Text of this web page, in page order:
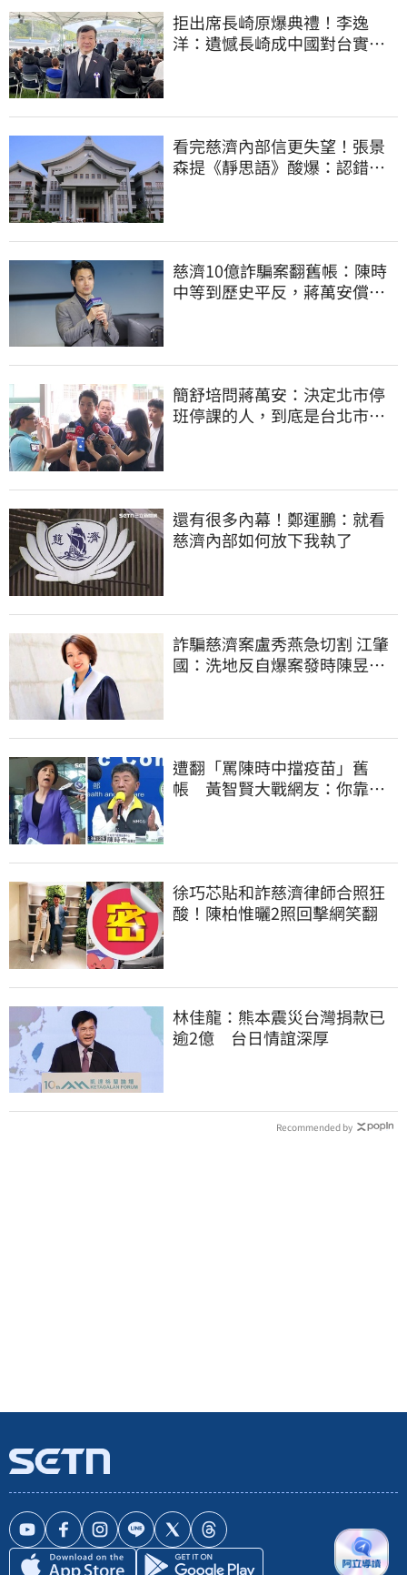
拒出席長崎原爆典禮！李逸
洋：遺憾長崎成中國對台實施
看完慈濟內部信更失望！張景
森提《靜思語》酸爆：認錯有
慈濟10億詐騙案翻舊帳：陳時
中等到歷史平反，蔣萬安償還
簡舒培問蔣萬安：決定北市停
班停課的人，到底是台北市
還有很多內幕！鄭運鵬：就看
慈濟內部如何放下我執了
詐騙慈濟案盧秀燕急切割 江肇
國：洗地反自爆案發時陳昱瑄
遭翻「罵陳時中擋疫苗」舊
帳 黃智賢大戰網友：你靠我
徐巧芯貼和詐慈濟律師合照狂
酸！陳柏惟曬2照回擊網笑翻
林佳龍：熊本震災台灣捐款已
逾2億 台日情誼深厚
Recommended by